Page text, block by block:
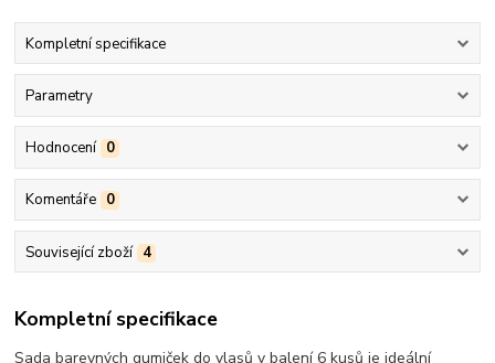
Kompletní specifikace
Parametry
Hodnocení 0
Komentáře 0
Související zboží 4
Kompletní specifikace
Sada barevných gumiček do vlasů v balení 6 kusů je ideální